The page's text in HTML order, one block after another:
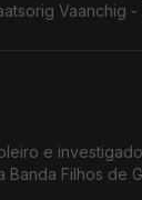
Vaanchig
e
Filhos de